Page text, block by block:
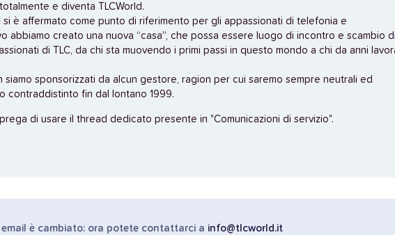
e diventa TLCWorld.
è affermato come punto di riferimento per gli appassionati di telefonia e
abbiamo creato una nuova “casa”, che possa essere luogo di incontro e scambio di
di TLC, da chi sta muovendo i primi passi in questo mondo a chi da anni
siamo sponsorizzati da alcun gestore, ragion per cui saremo sempre neutrali ed
contraddistinto fin dal lontano 1999.
di usare il thread dedicato presente in "Comunicazioni di servizio".
è cambiato: ora potete contattarci a info@tlcworld.it